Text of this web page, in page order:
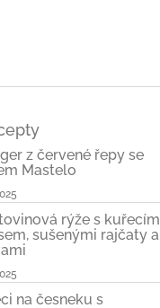
z červené řepy se
Mastelo
rýže s kuřecím
sušenými rajčaty a
na česneku s